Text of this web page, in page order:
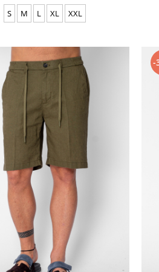
S M L XL XXL
-